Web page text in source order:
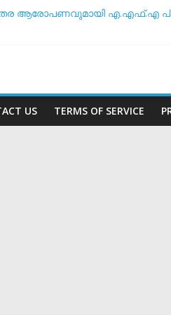
ആരോപണവുമായി എ.എഫ്.എ
US TERMS OF SERVICE